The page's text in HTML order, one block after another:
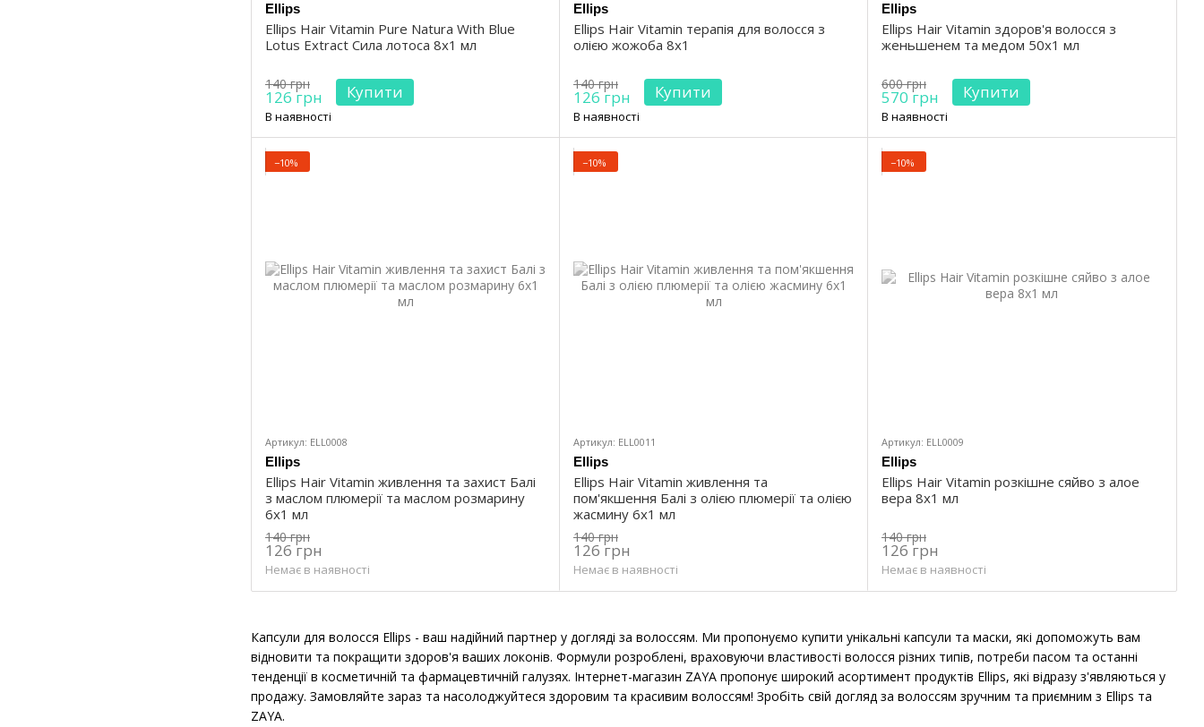
Капсули для волосся Ellips - ваш надійний партнер у догляді за волоссям. Ми пропонуємо купити унікальні капсули та маски, які допоможуть вам
відновити та покращити здоров'я ваших локонів. Формули розроблені, враховуючи властивості волосся різних типів, потреби пасом та останні
тенденції в косметичній та фармацевтичній галузях. Інтернет-магазин ZAYA пропонує широкий асортимент продуктів Ellips, які відразу з'являються у
продажу. Замовляйте зараз та насолоджуйтеся здоровим та красивим волоссям! Зробіть свій догляд за волоссям зручним та приємним з Ellips та
ZAYA.
Ellips
Ellips Hair Vitamin Pure Natura With Blue
Lotus Extract Сила лотоса 8х1 мл
140 грн
126 грн Купити
В наявності
Ellips
Ellips Hair Vitamin терапія для волосся з
олією жожоба 8х1
140 грн
126 грн Купити
В наявності
Ellips
Ellips Hair Vitamin здоров'я волосся з
женьшенем та медом 50х1 мл
600 грн
570 грн Купити
В наявності
−10%
Артикул: ELL0008
Ellips
Ellips Hair Vitamin живлення та захист Балі
з маслом плюмерії та маслом розмарину
6х1 мл
140 грн
126 грн
Немає в наявності
−10%
Артикул: ELL0011
Ellips
Ellips Hair Vitamin живлення та
пом'якшення Балі з олією плюмерії та олією
жасмину 6х1 мл
140 грн
126 грн
Немає в наявності
−10%
Артикул: ELL0009
Ellips
Ellips Hair Vitamin розкішне сяйво з алое
вера 8х1 мл
140 грн
126 грн
Немає в наявності